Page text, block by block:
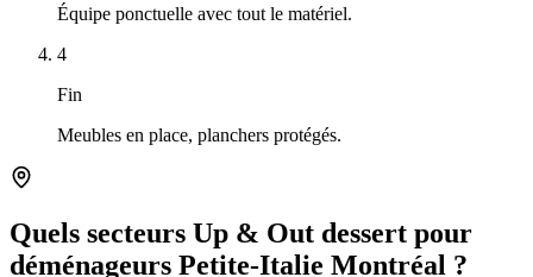
Équipe ponctuelle avec tout le matériel.
4
Fin
Meubles en place, planchers protégés.
Quels secteurs Up & Out dessert pour
déménageurs Petite-Italie Montréal ?